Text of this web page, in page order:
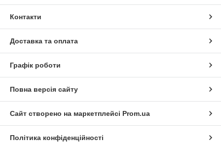
Контакти
Доставка та оплата
Графік роботи
Повна версія сайту
Сайт створено на маркетплейсі Prom.ua
Політика конфіденційності